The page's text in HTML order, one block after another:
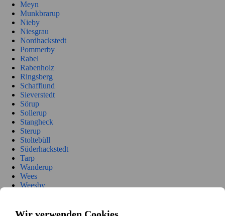
Meyn
Munkbrarup
Nieby
Niesgrau
Nordhackstedt
Pommerby
Rabel
Rabenholz
Ringsberg
Schafflund
Sieverstedt
Sörup
Sollerup
Stangheck
Sterup
Stoltebüll
Süderhackstedt
Tarp
Wanderup
Wees
Weesby
Freienwill